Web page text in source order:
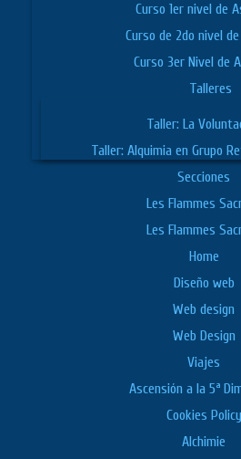
Curso 1er nivel de
Curso de 2do nivel
Curso 3er Nivel de
Talleres
Taller: La
Taller: Alquimia en Grupo
Secciones
Les Flammes
Les Flammes
Home
Diseño web
Web design
Web Design
Viajes
Ascensión a la 5ª
Cookies Policy
Alchimie